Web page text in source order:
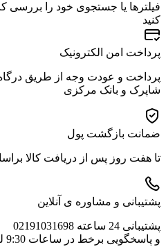
فیلترها یا جستجوی خود را بررسی
کنید
پرداخت امن الکترونیک
پرداخت و عودت وجه از طریق درگاه
شاپرک و بانک مرکزی
ضمانت بازگشت پول
تا هفت روز پس از دریافت کالا
پشتیبانی و مشاوره ی آنلاین
پشتیبانی 24 ساعته 02191031698
و پاسخگویی برخط در ساعات 9:30 لغایت 22:30